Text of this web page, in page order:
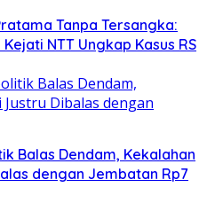
Tanpa Tersangka:
NTT Ungkap Kasus RS
Balas Dendam, Kekalahan
dengan Jembatan Rp7